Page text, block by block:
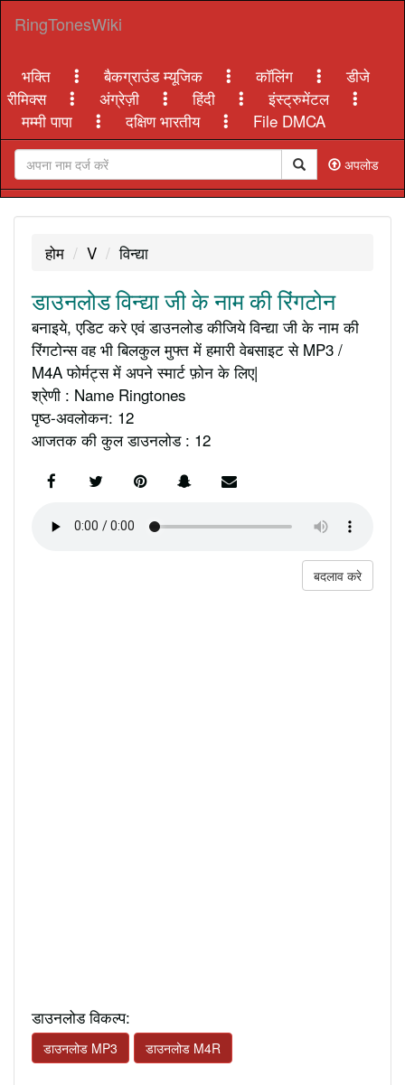
RingTonesWiki
भक्ति बैकग्राउंड म्यूजिक कॉलिंग
डीजे
रीमिक्स
अंग्रेज़ी हिंदी
इंस्ट्रुमेंटल
मम्मी पापा
दक्षिण भारतीय File DMCA
अपलोड
होम V विन्द्या
डाउनलोड विन्द्या जी के नाम की रिंगटोन
बनाइये, एडिट करे एवं डाउनलोड कीजिये विन्द्या जी के नाम की
रिंगटोन्स वह भी बिलकुल मुफ्त में हमारी वेबसाइट से MP3 /
M4A फोर्मट्स में अपने स्मार्ट फ़ोन के लिए|
श्रेणी : Name Ringtones
पृष्ठ-अवलोकन: 12
आजतक की कुल डाउनलोड : 12
बदलाव करे
डाउनलोड विकल्प:
डाउनलोड MP3 डाउनलोड M4R